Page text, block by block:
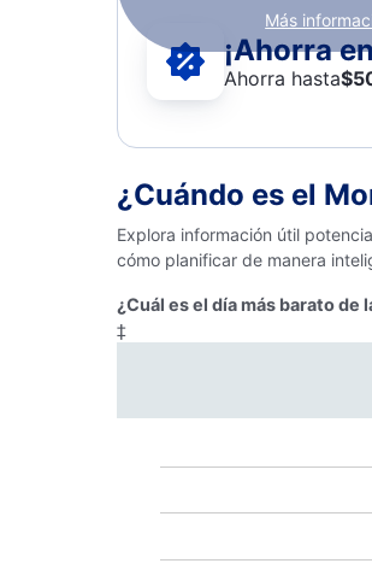
Más
¡Ahorra
Ahorra hasta$
¿Cuándo es el
Explora información útil
cómo planificar de manera
¿Cuál es el día más barato de
‡